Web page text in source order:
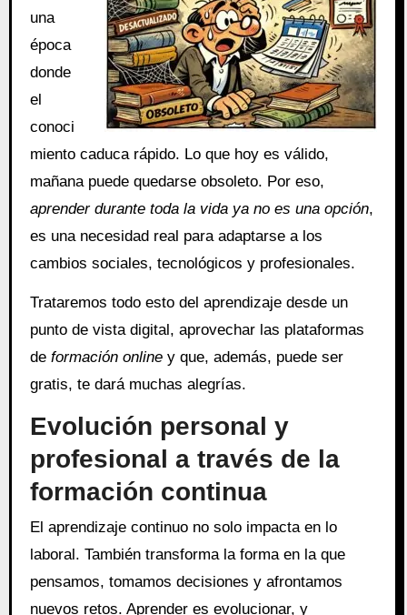
una
época
donde
el
conoci
miento caduca rápido. Lo que hoy es válido,
mañana puede quedarse obsoleto. Por eso,
aprender durante toda la vida ya no es una opción,
es una necesidad real para adaptarse a los
cambios sociales, tecnológicos y profesionales.
Trataremos todo esto del aprendizaje desde un
punto de vista digital, aprovechar las plataformas
de formación onliney que, además, puede ser
gratis, te dará muchas alegrías.
Evolución personal y
profesional a través de la
formación continua
El aprendizaje continuo no solo impacta en lo
laboral. También transforma la forma en la que
pensamos, tomamos decisiones y afrontamos
nuevos retos. Aprender es evolucionar, y